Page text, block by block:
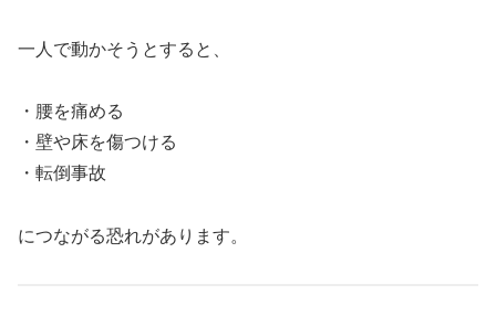
一人で動かそうとすると、
・腰を痛める
・壁や床を傷つける
・転倒事故
につながる恐れがあります。